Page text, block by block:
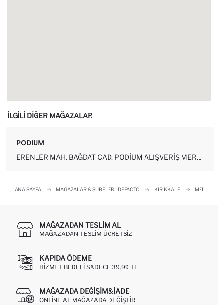
İLGİLİ DİĞER MAĞAZALAR
PODIUM
ERENLER MAH. BAĞDAT CAD. PODIUM ALIŞVERIŞ MERKEZI NO:6-Z-53 YAHŞIHA...
ANA SAYFA MAĞAZALAR & ŞUBELER | DEFACTO KIRIKKALE MERKEZ
MAĞAZADAN TESLIM AL
MAĞAZADAN TESLIM ÜCRETSIZ
KAPIDA ÖDEME
HIZMET BEDELI SADECE 39,99 TL
MAĞAZADA DEĞIŞIM&İADE
ONLINE AL MAĞAZADA DEĞIŞTIR